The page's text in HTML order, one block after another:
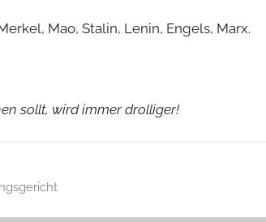
Mao, Stalin, Lenin, Engels, Marx.
sollt, wird immer drolliger!